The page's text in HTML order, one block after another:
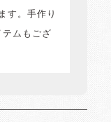
す。手作り
ムもござ